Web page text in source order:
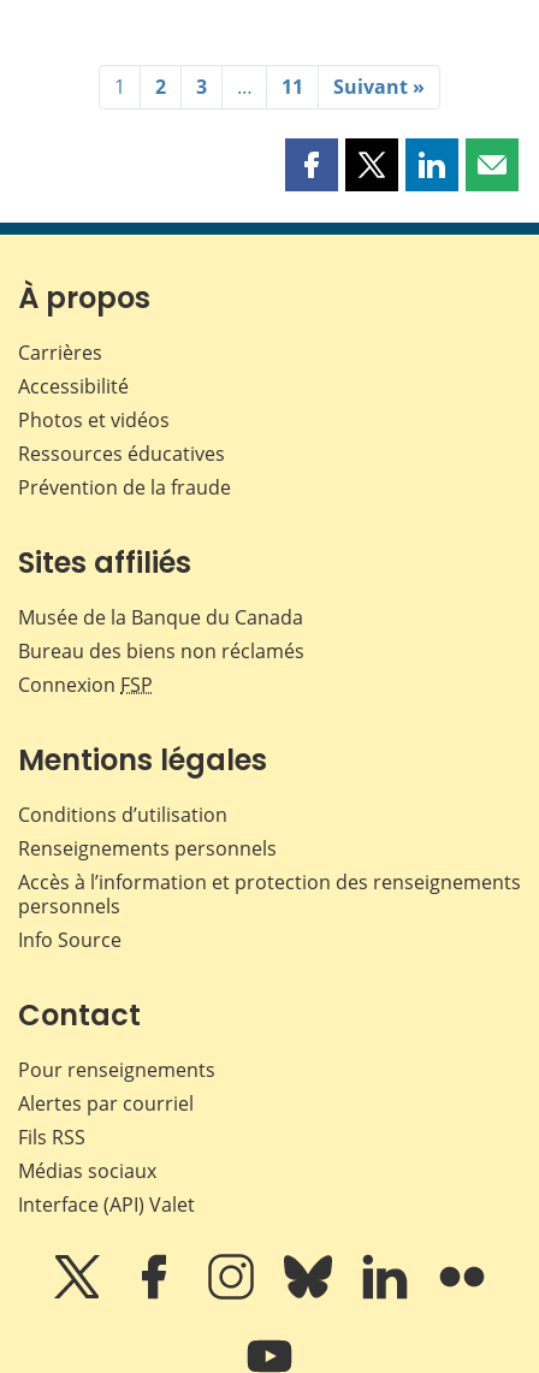
1 2 3 … 11 Suivant »
Partager
page
Partager
page
Partager
page page
À propos
Carrières
Accessibilité
Photos et vidéos
Ressources éducatives
Prévention de la fraude
Sites affiliés
Musée de la Banque du Canada
Bureau des biens non réclamés
Connexion FSP
Mentions légales
Conditions d’utilisation
Renseignements personnels
Accès à l’information et protection des renseignements
personnels
Info Source
Contact
Pour renseignements
Alertes par courriel
Fils RSS
Médias sociaux
Interface (API) Valet